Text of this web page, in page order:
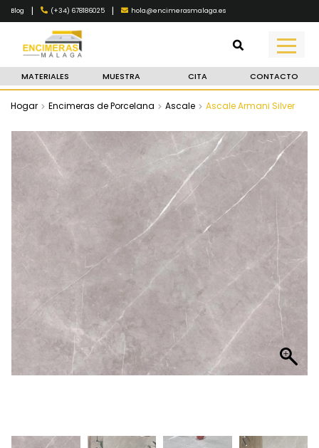
Blog | (+34) 678186025 | hola@encimerasmalaga.es
MATERIALES MUESTRA CITA CONTACTO
Hogar Encimeras de Porcelana Ascale Ascale Armani Silver